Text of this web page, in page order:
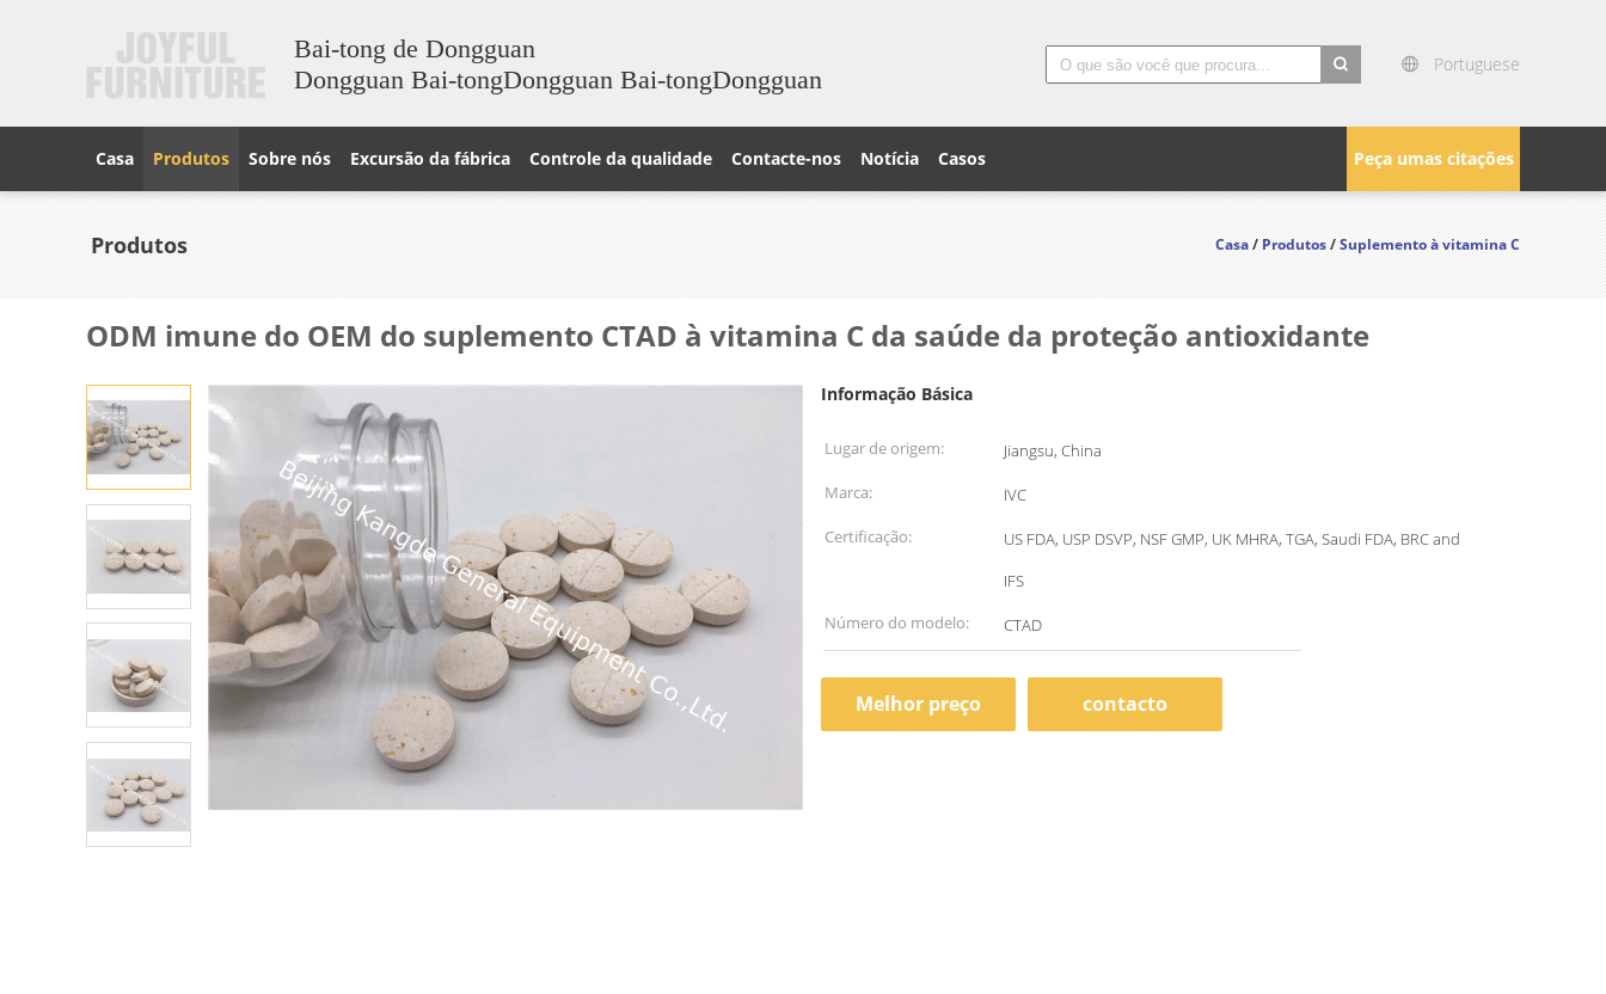
Bai-tong de Dongguan
Dongguan Bai-tongDongguan Bai-tongDongguan
Portuguese
Peça umas citações
Casa Produtos Sobre nós Excursão da fábrica Controle da qualidade Contacte-nos Notícia Casos
Produtos Casa/Produtos/Suplemento à vitamina C
ODM imune do OEM do suplemento CTAD à vitamina C da saúde da proteção antioxidante
Informação Básica
Lugar de origem:
Jiangsu, China
Marca:
IVC
Certificação:
US FDA, USP DSVP, NSF GMP, UK MHRA, TGA, Saudi FDA, BRC and
IFS
Número do modelo:
CTAD
Melhor preço contacto